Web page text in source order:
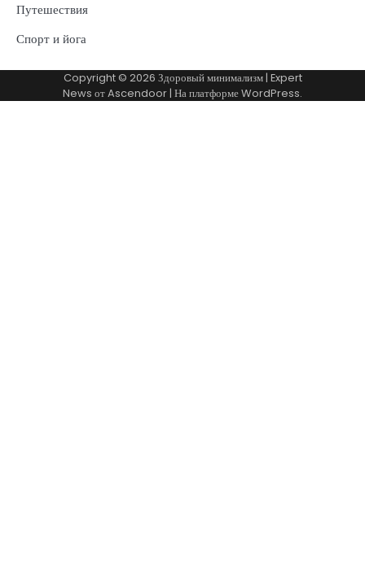
Путешествия
Спорт и йога
Copyright © 2026 Здоровый минимализм| Expert
News отAscendoor | На платформеWordPress.